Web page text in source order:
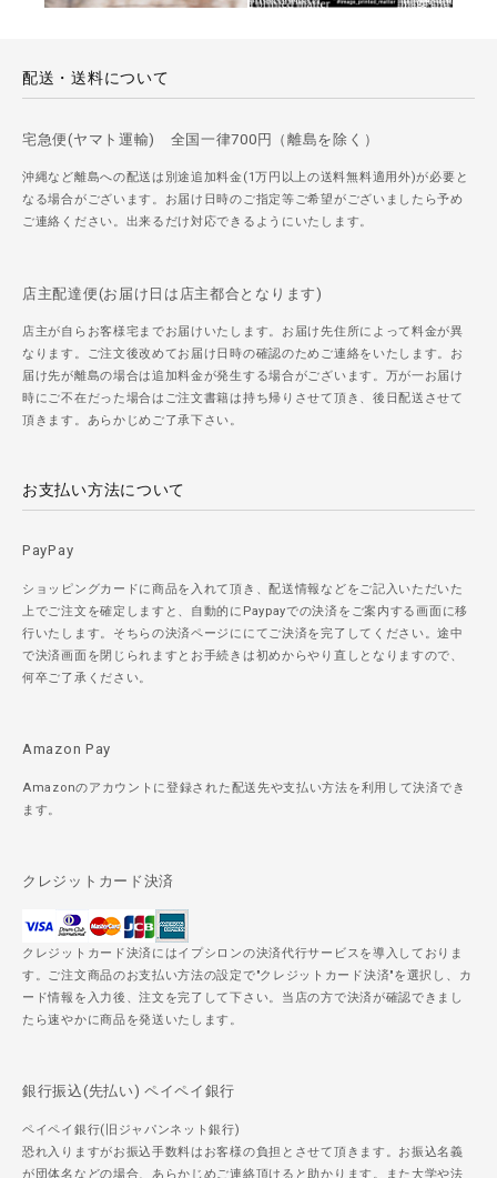
配送・送料について
宅急便(ヤマト運輸) 全国一律700円（離島を除く）
沖縄など離島への配送は別途追加料金(1万円以上の送料無料適用外)が必要と
なる場合がございます。お届け日時のご指定等ご希望がございましたら予め
ご連絡ください。出来るだけ対応できるようにいたします。
店主配達便(お届け日は店主都合となります)
店主が自らお客様宅までお届けいたします。お届け先住所によって料金が異
なります。ご注文後改めてお届け日時の確認のためご連絡をいたします。お
届け先が離島の場合は追加料金が発生する場合がございます。万が一お届け
時にご不在だった場合はご注文書籍は持ち帰りさせて頂き、後日配送させて
頂きます。あらかじめご了承下さい。
お支払い方法について
PayPay
ショッピングカードに商品を入れて頂き、配送情報などをご記入いただいた
上でご注文を確定しますと、自動的にPaypayでの決済をご案内する画面に移
行いたします。そちらの決済ページににてご決済を完了してください。途中
で決済画面を閉じられますとお手続きは初めからやり直しとなりますので、
何卒ご了承ください。
Amazon Pay
Amazonのアカウントに登録された配送先や支払い方法を利用して決済でき
ます。
クレジットカード決済
クレジットカード決済にはイプシロンの決済代行サービスを導入しておりま
す。ご注文商品のお支払い方法の設定で"クレジットカード決済"を選択し、カ
ード情報を入力後、注文を完了して下さい。当店の方で決済が確認できまし
たら速やかに商品を発送いたします。
銀行振込(先払い) ペイペイ銀行
ペイペイ銀行(旧ジャパンネット銀行)
恐れ入りますがお振込手数料はお客様の負担とさせて頂きます。お振込名義
が団体名などの場合、あらかじめご連絡頂けると助かります。また大学や法